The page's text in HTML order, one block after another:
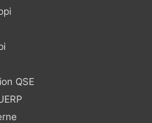
QSE